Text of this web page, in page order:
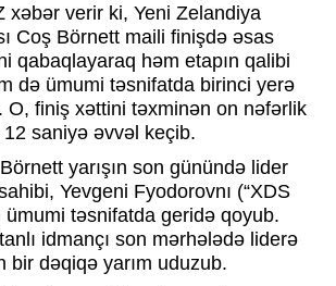
xəbər verir ki, Yeni Zelandiya
Coş Börnett maili finişdə əsas
qabaqlayaraq həm etapın qalibi
də ümumi təsnifatda birinci yerə
O, finiş xəttini təxminən on nəfərlik
saniyə əvvəl keçib.
yarışın son günündə lider
Yevgeni Fyodorovnı (“XDS
ümumi təsnifatda geridə qoyub.
idmançı son mərhələdə liderə
bir dəqiqə yarım uduzub.